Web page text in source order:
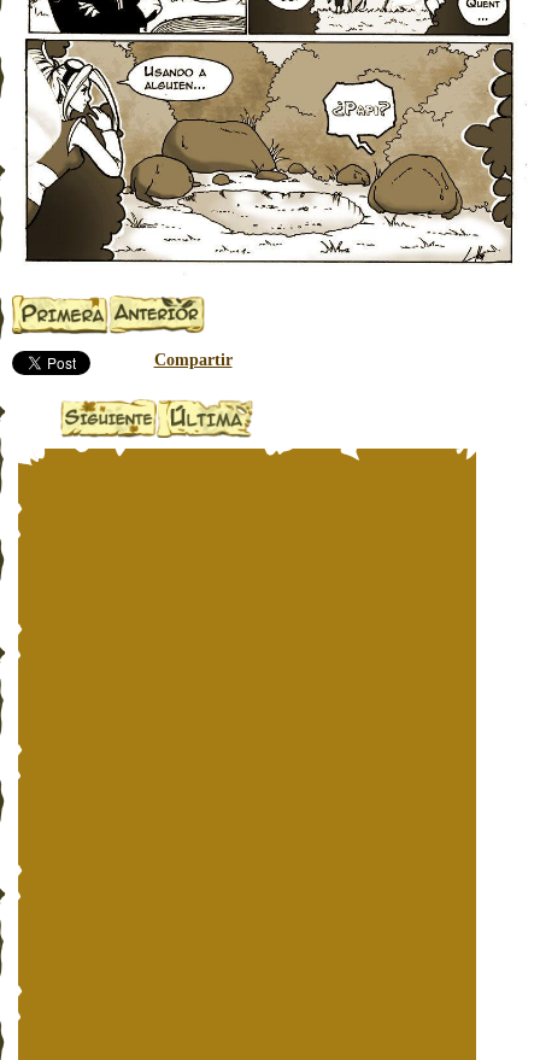
Compartir